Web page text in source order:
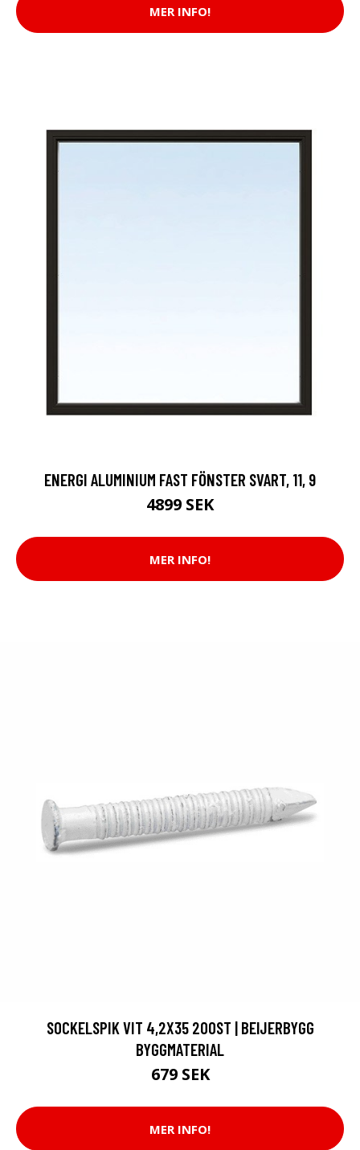
MER INFO!
ENERGI ALUMINIUM FAST FÖNSTER SVART, 11, 9
4899 SEK
MER INFO!
SOCKELSPIK VIT 4,2X35 200ST | BEIJERBYGG
BYGGMATERIAL
679 SEK
MER INFO!